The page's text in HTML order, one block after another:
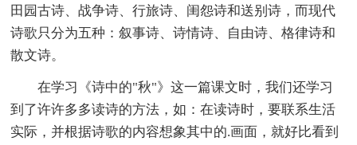
田园古诗、战争诗、行旅诗、闺怨诗和送别诗，而现代
诗歌只分为五种：叙事诗、诗情诗、自由诗、格律诗和
散文诗。
在学习《诗中的"秋"》这一篇课文时，我们还学习
到了许许多多读诗的方法，如：在读诗时，要联系生活
实际，并根据诗歌的内容想象其中的.画面，就好比看到